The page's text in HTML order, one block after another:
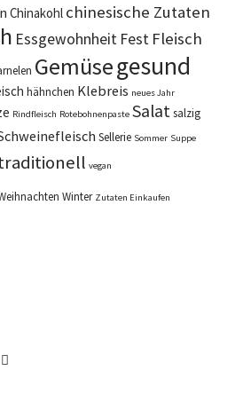
Chinakohl chinesische Zutaten
Essgewohnheit Fest Fleisch
Gemüsegesund
hähnchen Klebreis neues Jahr
Rindfleisch Rotebohnenpaste Salat salzig
Sellerie Sommer Suppe
vegan
Winter Zutaten Einkaufen